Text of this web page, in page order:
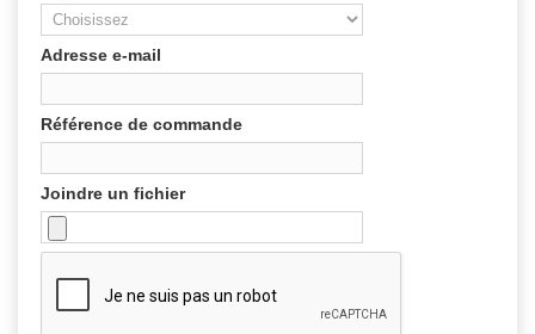
Adresse e-mail
Référence de commande
Joindre un fichier